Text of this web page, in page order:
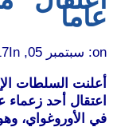
عاما
on: سبتمبر 05, 2017 In:
اعتقال أحد زعماء
في الأوروغواي،